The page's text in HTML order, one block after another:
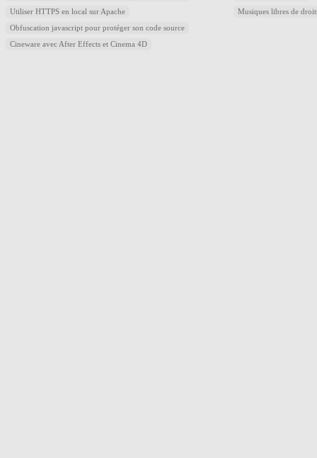
Utiliser HTTPS en local sur Apache
Obfuscation javascript pour protéger son code source
Cineware avec After Effects et Cinema 4D
Musiques libres de